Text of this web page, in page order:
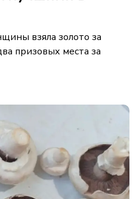
взяла золото за
призовых места за